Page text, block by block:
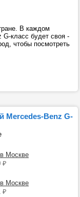
В каждом
G-класс будет своя -
чтобы посмотреть
Mercedes-Benz G-
Москве
₽
Москве
₽